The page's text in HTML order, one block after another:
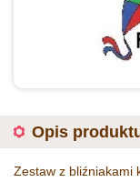
Opis
Zestaw z bliźniakami